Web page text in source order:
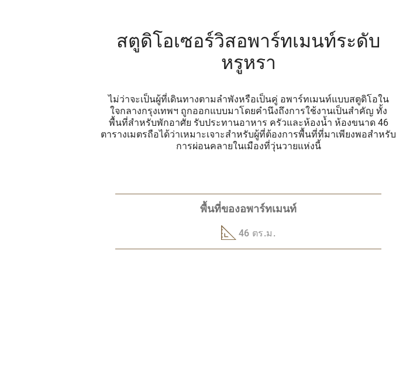
สตูดิโอเซอร์วิสอพาร์ทเมนท์ระดับ
หรูหรา
ไม่ว่าจะเป็นผู้ที่เดินทางตามลำพังหรือเป็นคู่ อพาร์ทเมนท์แบบสตูดิโอใน
ใจกลางกรุงเทพฯ ถูกออกแบบมาโดยคำนึงถึงการใช้งานเป็นสำคัญ ทั้ง
พื้นที่สำหรับพักอาศัย รับประทานอาหาร ครัวและห้องน้ำ ห้องขนาด 46
ตารางเมตรถือได้ว่าเหมาะเจาะสำหรับผู้ที่ต้องการพื้นที่ที่มาเพียงพอสำหรับ
การผ่อนคลายในเมืองที่วุ่นวายแห่งนี้
พื้นที่ของอพาร์ทเมนท์
46 ตร.ม.